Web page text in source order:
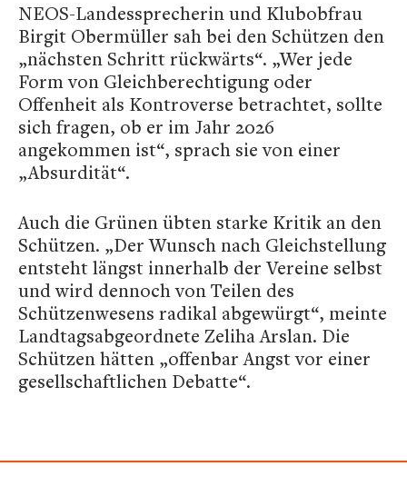
NEOS-Landessprecherin und Klubobfrau
Birgit Obermüller sah bei den Schützen den
„nächsten Schritt rückwärts“. „Wer jede
Form von Gleichberechtigung oder
Offenheit als Kontroverse betrachtet, sollte
sich fragen, ob er im Jahr 2026
angekommen ist“, sprach sie von einer
„Absurdität“.
Auch die Grünen übten starke Kritik an den
Schützen. „Der Wunsch nach Gleichstellung
entsteht längst innerhalb der Vereine selbst
und wird dennoch von Teilen des
Schützenwesens radikal abgewürgt“, meinte
Landtagsabgeordnete Zeliha Arslan. Die
Schützen hätten „offenbar Angst vor einer
gesellschaftlichen Debatte“.